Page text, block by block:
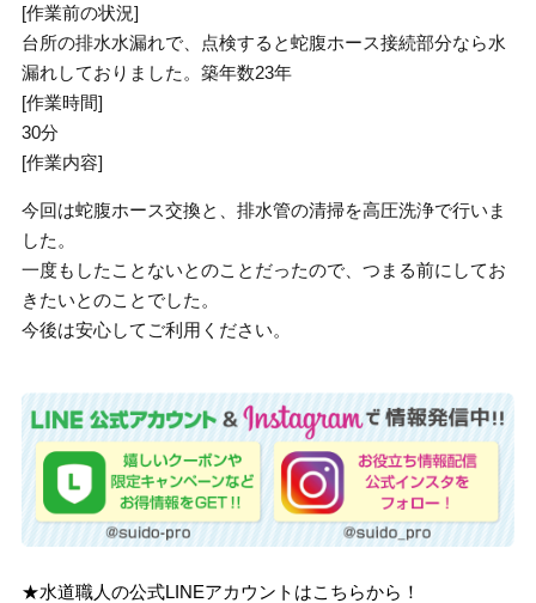
[作業前の状況]
台所の排水水漏れで、点検すると蛇腹ホース接続部分なら水
漏れしておりました。築年数23年
[作業時間]
30分
[作業内容]
今回は蛇腹ホース交換と、排水管の清掃を高圧洗浄で行いま
した。
一度もしたことないとのことだったので、つまる前にしてお
きたいとのことでした。
今後は安心してご利用ください。
★水道職人の公式LINEアカウントはこちらから！